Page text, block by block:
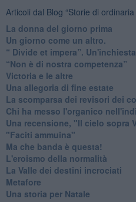
Articoli dal Blog “Storie di
​La donna del giorno prima
​Un giorno come un altro.
​“ Divide et impera”.
“Non è di nostra competenza”
​Victoria e le altre
Una allegoria di fine estate
La scomparsa dei revisori dei
Chi ha messo l'organico
Una recensione, "Il cielo sopra
​"Faciti ammuina"
Ma che banda è questa!
L'eroismo della normalità
​La Valle dei destini incrociati
Metafore
​Una storia per Natale